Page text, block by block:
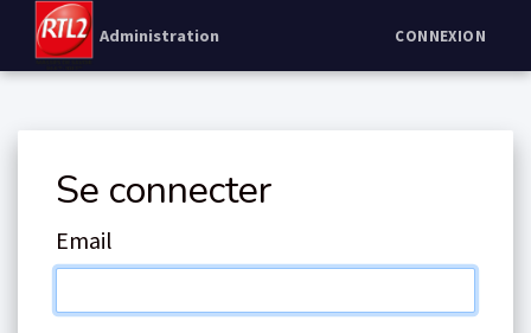
Administration CONNEXION
Se connecter
Email